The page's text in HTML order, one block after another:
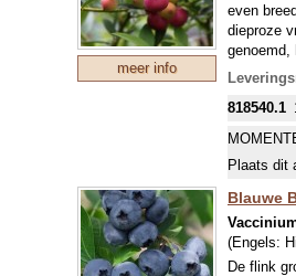
meer info
even
dieproze
genoemd,
818540.1
Plaats dit
Blauwe
(Engels:
De flink